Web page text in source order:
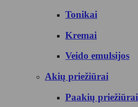
Tonikai
Kremai
Veido emulsijos
Akių priežiūrai
Paakių priežiūrai